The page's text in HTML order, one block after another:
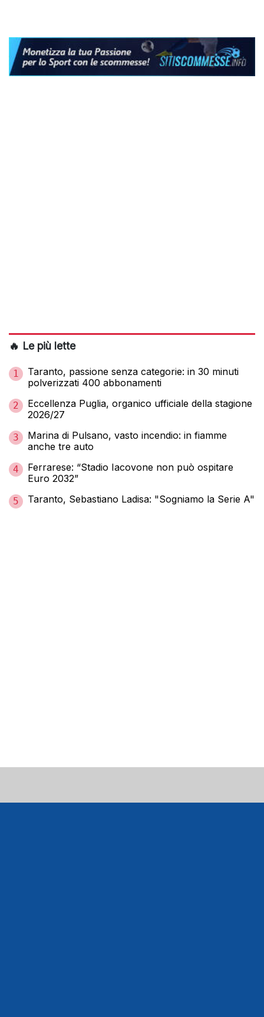
🔥 Le più lette
1
Taranto, passione senza categorie: in 30 minuti
polverizzati 400 abbonamenti
2
Eccellenza Puglia, organico ufficiale della stagione
2026/27
3
Marina di Pulsano, vasto incendio: in fiamme
anche tre auto
4
Ferrarese: “Stadio Iacovone non può ospitare
Euro 2032”
5 Taranto, Sebastiano Ladisa: "Sogniamo la Serie A"